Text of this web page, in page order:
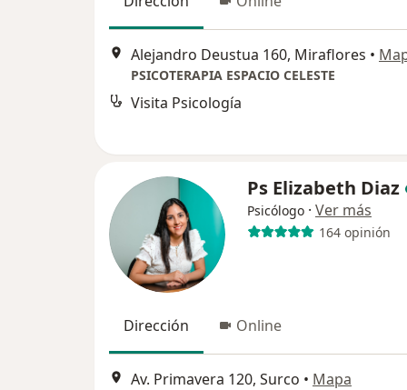
Alejandro Deustua 160, Miraflores •
PSICOTERAPIA ESPACIO CELESTE
Visita Psicología
Ps Elizabeth Diaz
Psicólogo · Ver más
164 opinión
Dirección Online
Av. Primavera 120, Surco • Mapa